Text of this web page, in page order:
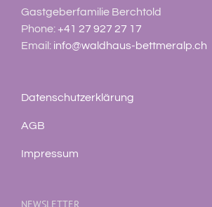
Gastgeberfamilie Berchtold
Phone:+41 27 927 27 17
Email: info@waldhaus-bettmeralp.ch
Datenschutzerklärung
AGB
Impressum
NEWSLETTER